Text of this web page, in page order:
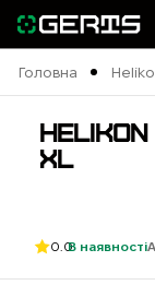
Головна
XL
0.0В наявності